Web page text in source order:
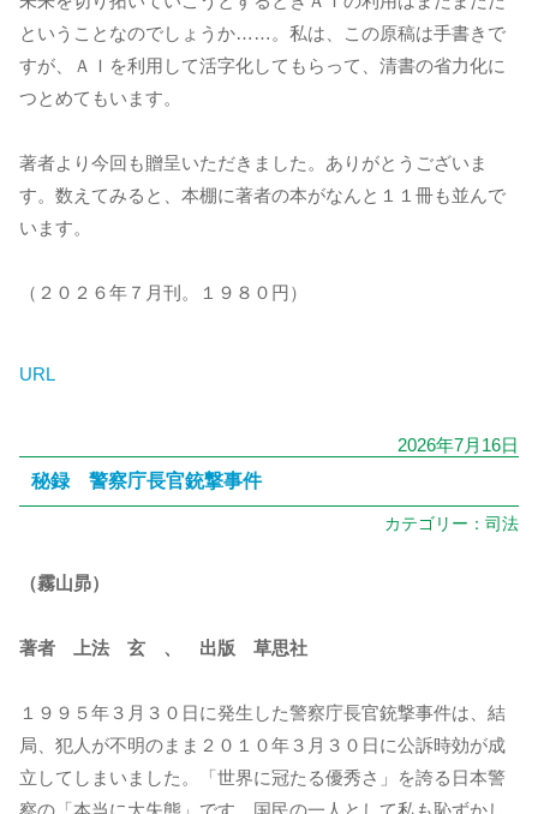
ということなのでしょうか……。私は、この原稿は手書きで
すが、ＡＩを利用して活字化してもらって、清書の省力化に
つとめてもいます。
著者より今回も贈呈いただきました。ありがとうございま
す。数えてみると、本棚に著者の本がなんと１１冊も並んで
います。
（２０２６年７月刊。１９８０円）
URL
2026年7月16日
秘録 警察庁長官銃撃事件
カテゴリー： 司法
（霧山昴）
著者 上法 玄 、 出版 草思社
１９９５年３月３０日に発生した警察庁長官銃撃事件は、結
局、犯人が不明のまま２０１０年３月３０日に公訴時効が成
立してしまいました。「世界に冠たる優秀さ」を誇る日本警
察の「本当に大失態」です。国民の一人として私も恥ずかし